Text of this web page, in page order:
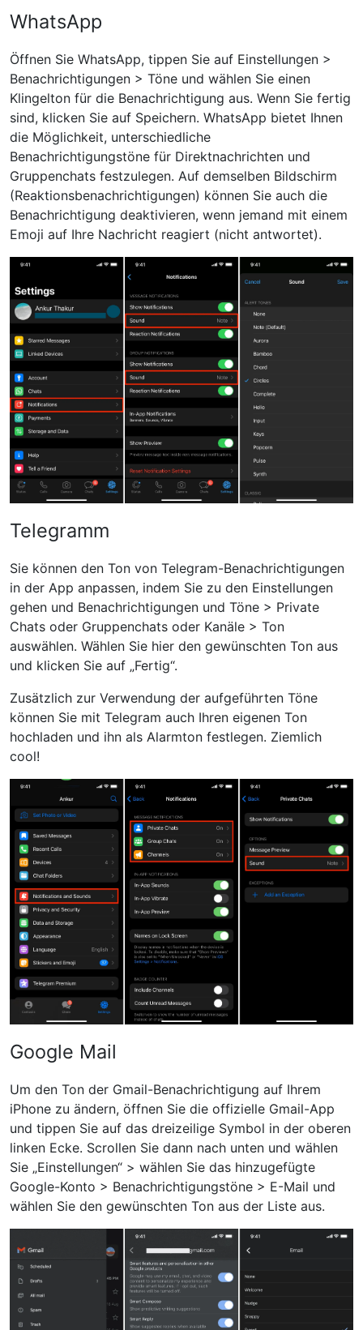
WhatsApp
Öffnen Sie WhatsApp, tippen Sie auf Einstellungen >
Benachrichtigungen > Töne und wählen Sie einen
Klingelton für die Benachrichtigung aus. Wenn Sie fertig
sind, klicken Sie auf Speichern. WhatsApp bietet Ihnen
die Möglichkeit, unterschiedliche
Benachrichtigungstöne für Direktnachrichten und
Gruppenchats festzulegen. Auf demselben Bildschirm
(Reaktionsbenachrichtigungen) können Sie auch die
Benachrichtigung deaktivieren, wenn jemand mit einem
Emoji auf Ihre Nachricht reagiert (nicht antwortet).
Telegramm
Sie können den Ton von Telegram-Benachrichtigungen
in der App anpassen, indem Sie zu den Einstellungen
gehen und Benachrichtigungen und Töne > Private
Chats oder Gruppenchats oder Kanäle > Ton
auswählen. Wählen Sie hier den gewünschten Ton aus
und klicken Sie auf „Fertig“.
Zusätzlich zur Verwendung der aufgeführten Töne
können Sie mit Telegram auch Ihren eigenen Ton
hochladen und ihn als Alarmton festlegen. Ziemlich
cool!
Google Mail
Um den Ton der Gmail-Benachrichtigung auf Ihrem
iPhone zu ändern, öffnen Sie die offizielle Gmail-App
und tippen Sie auf das dreizeilige Symbol in der oberen
linken Ecke. Scrollen Sie dann nach unten und wählen
Sie „Einstellungen“ > wählen Sie das hinzugefügte
Google-Konto > Benachrichtigungstöne > E-Mail und
wählen Sie den gewünschten Ton aus der Liste aus.